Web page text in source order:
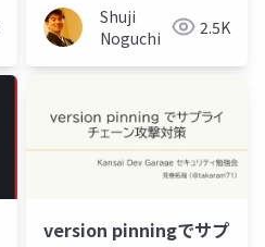
して解放するために考
えること〜
Shuji
Noguchi
2.5K
version pinningでサプ